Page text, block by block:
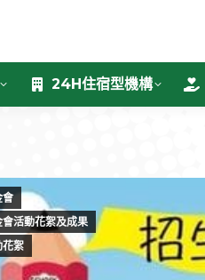
24H住宿型機構
會
會活動花絮及成果
花絮